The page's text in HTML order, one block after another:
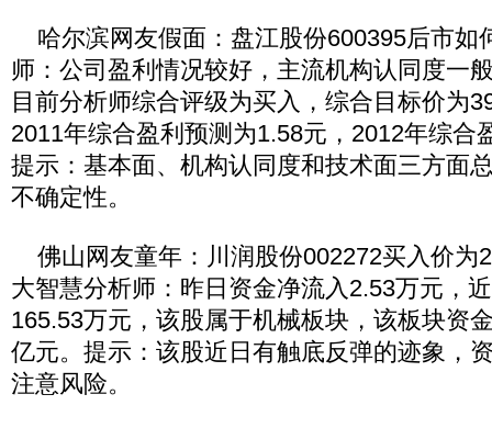
哈尔滨网友假面：盘江股份600395后市如
师：公司盈利情况较好，主流机构认同度一
目前分析师综合评级为买入，综合目标价为
2011年综合盈利预测为1.58元，2012年综合
提示：基本面、机构认同度和技术面三方面
不确定性。
佛山网友童年：川润股份002272买入价为
大智慧分析师：昨日资金净流入2.53万元，
165.53万元，该股属于机械板块，该板块资
亿元。提示：该股近日有触底反弹的迹象，
注意风险。